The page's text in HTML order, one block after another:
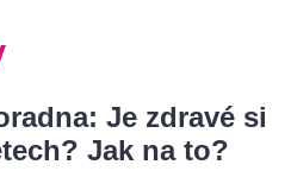
Je zdravé si
Jak na to?